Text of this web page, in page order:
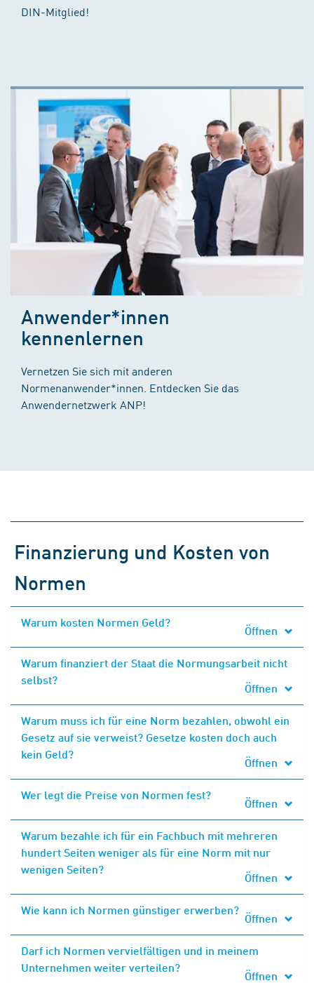
DIN-Mitglied!
Anwender*innen
kennenlernen
Vernetzen Sie sich mit anderen
Normenanwender*innen. Entdecken Sie das
Anwendernetzwerk ANP!
Finanzierung und Kosten von
Normen
Warum kosten Normen Geld?
Öffnen
Warum finanziert der Staat die Normungsarbeit nicht
selbst?
Öffnen
Warum muss ich für eine Norm bezahlen, obwohl ein
Gesetz auf sie verweist? Gesetze kosten doch auch
kein Geld?
Öffnen
Wer legt die Preise von Normen fest?
Öffnen
Warum bezahle ich für ein Fachbuch mit mehreren
hundert Seiten weniger als für eine Norm mit nur
wenigen Seiten?
Öffnen
Wie kann ich Normen günstiger erwerben?
Öffnen
Darf ich Normen vervielfältigen und in meinem
Unternehmen weiter verteilen?
Öffnen